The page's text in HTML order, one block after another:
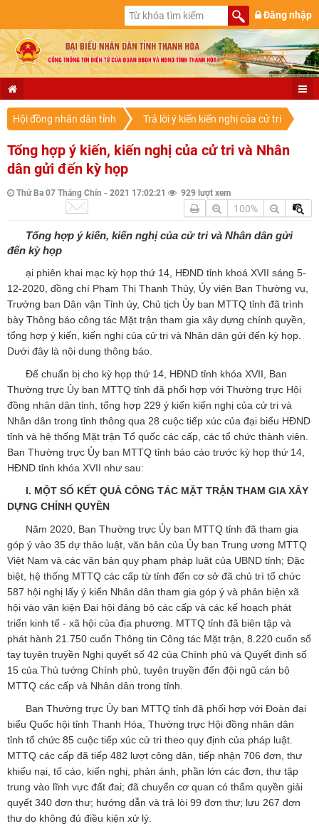
Đăng nhập
Hội đồng nhân dân tỉnh Trả lời ý kiến kiến nghị của cử tri
Tổng hợp ý kiến, kiến nghị của cử tri và Nhân
dân gửi đến kỳ họp
Thứ Ba 07 Tháng Chín - 2021 17:02:21 929 lượt xem
100%
Tổng hợp ý kiến, kiến nghị của cử tri và Nhân dân gửi
đến kỳ họp
ại phiên khai mạc kỳ họp thứ 14, HĐND tỉnh khoá XVII sáng 5-
12-2020, đồng chí Phạm Thị Thanh Thủy, Ủy viên Ban Thường vụ,
Trưởng ban Dân vận Tỉnh ủy, Chủ tịch Ủy ban MTTQ tỉnh đã trình
bày Thông báo công tác Mặt trận tham gia xây dựng chính quyền,
tổng hợp ý kiến, kiến nghị của cử tri và Nhân dân gửi đến kỳ họp.
Dưới đây là nội dung thông báo.
Để chuẩn bị cho kỳ họp thứ 14, HĐND tỉnh khóa XVII, Ban
Thường trực Ủy ban MTTQ tỉnh đã phối hợp với Thường trực Hội
đồng nhân dân tỉnh, tổng hợp 229 ý kiến kiến nghị của cử tri và
Nhân dân trong tỉnh thông qua 28 cuộc tiếp xúc của đại biểu HĐND
tỉnh và hệ thống Mặt trận Tổ quốc các cấp, các tổ chức thành viên.
Ban Thường trực Ủy ban MTTQ tỉnh báo cáo trước kỳ họp thứ 14,
HĐND tỉnh khóa XVII như sau:
I. MỘT SỐ KẾT QUẢ CÔNG TÁC MẶT TRẬN THAM GIA XÂY
DỰNG CHÍNH QUYỀN
Năm 2020, Ban Thường trực Ủy ban MTTQ tỉnh đã tham gia
góp ý vào 35 dự thảo luật, văn bản của Ủy ban Trung ương MTTQ
Việt Nam và các văn bản quy phạm pháp luật của UBND tỉnh; Đặc
biệt, hệ thống MTTQ các cấp từ tỉnh đến cơ sở đã chủ trì tổ chức
587 hội nghị lấy ý kiến Nhân dân tham gia góp ý và phản biện xã
hội vào văn kiện Đại hội đảng bộ các cấp và các kế hoạch phát
triển kinh tế - xã hội của địa phương. MTTQ tỉnh đã biên tập và
phát hành 21.750 cuốn Thông tin Công tác Mặt trận, 8.220 cuốn sổ
tay tuyên truyền Nghị quyết số 42 của Chính phủ và Quyết định số
15 của Thủ tướng Chính phủ, tuyên truyền đến đội ngũ cán bộ
MTTQ các cấp và Nhân dân trong tỉnh.
Ban Thường trực Ủy ban MTTQ tỉnh đã phối hợp với Đoàn đại
biểu Quốc hội tỉnh Thanh Hóa, Thường trực Hội đồng nhân dân
tỉnh tổ chức 85 cuộc tiếp xúc cử tri theo quy định của pháp luật.
MTTQ các cấp đã tiếp 482 lượt công dân, tiếp nhận 706 đơn, thư
khiếu nại, tố cáo, kiến nghị, phản ánh, phần lớn các đơn, thư tập
trung vào lĩnh vực đất đai; đã chuyển cơ quan có thẩm quyền giải
quyết 340 đơn thư; hướng dẫn và trả lòi 99 đơn thư; lưu 267 đơn
thư do không đủ điều kiện xử lý.